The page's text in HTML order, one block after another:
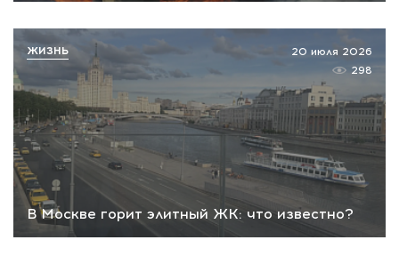
В Москве горит элитный ЖК: что известно?
20 июля 2026
298
ЖИЗНЬ